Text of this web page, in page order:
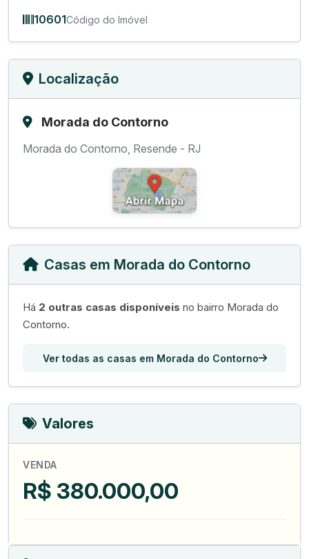
10601Código do Imóvel
Localização
Morada do Contorno
Morada do Contorno, Resende - RJ
Casas em Morada do Contorno
Há 2 outras casas disponíveis no bairro Morada do
Contorno.
Ver todas as casas em Morada do Contorno
Valores
VENDA
R$ 380.000,00